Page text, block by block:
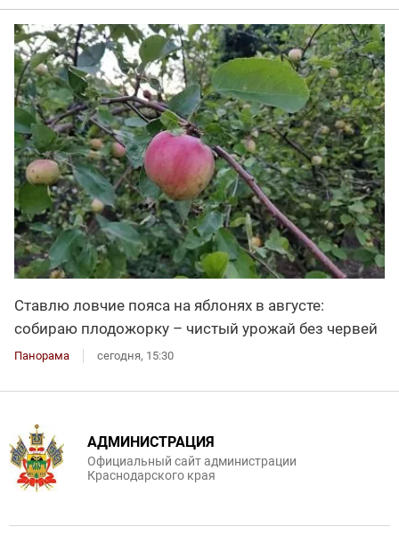
Ставлю ловчие пояса на яблонях в августе:
собираю плодожорку – чистый урожай без червей
Панорама сегодня, 15:30
АДМИНИСТРАЦИЯ
Официальный сайт администрации
Краснодарского края